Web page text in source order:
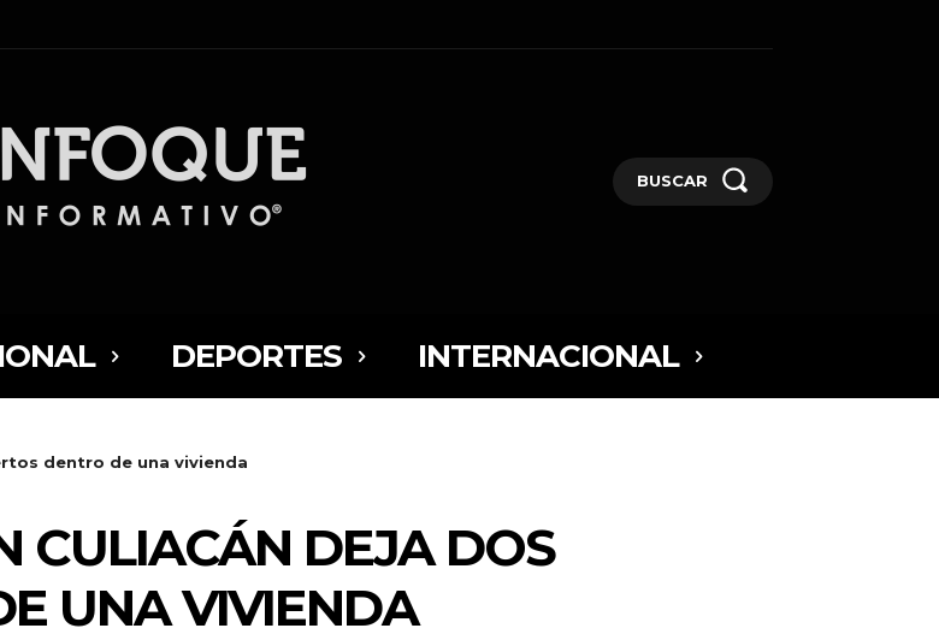
BUSCAR
DEPORTES INTERNACIONAL
dentro de una vivienda
CULIACÁN DEJA DOS
UNA VIVIENDA